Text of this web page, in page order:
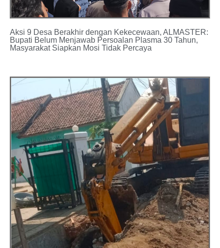
Aksi 9 Desa Berakhir dengan Kekecewaan, ALMASTER:
Bupati Belum Menjawab Persoalan Plasma 30 Tahun,
Masyarakat Siapkan Mosi Tidak Percaya